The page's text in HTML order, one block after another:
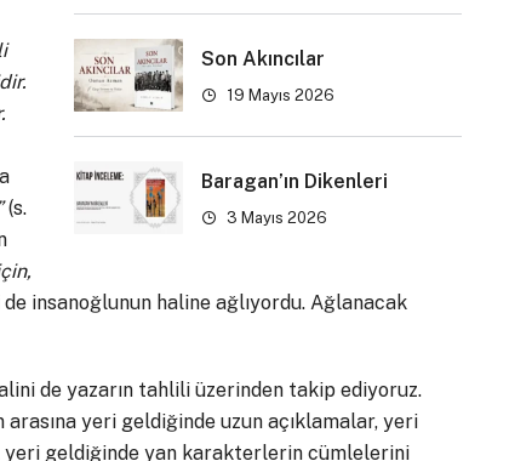
Son Akıncılar
19 Mayıs 2026
Baragan’ın Dikenleri
3 Mayıs 2026
(s.
insanoğlunun haline ağlıyordu. Ağlanacak
de yazarın tahlili üzerinden takip ediyoruz.
yeri geldiğinde uzun açıklamalar, yeri
geldiğinde yan karakterlerin cümlelerini